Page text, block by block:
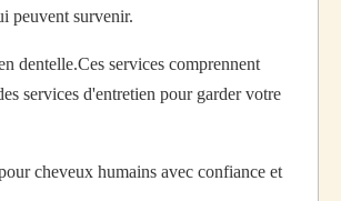
peuvent survenir.
dentelle.Ces services comprennent
services d'entretien pour garder votre
cheveux humains avec confiance et